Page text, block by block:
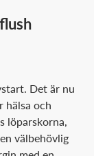
Det är nu
hälsa och
löparskorna,
välbehövlig